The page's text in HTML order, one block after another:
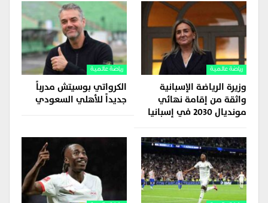
رياضة عالمية
وزيرة الرياضة الإسبانية
واثقة من إقامة نهائي
مونديال 2030 في إسبانيا
رياضة عالمية
الكرواتي بوسيتش مدرباً
جديداً للأهلي السعودي